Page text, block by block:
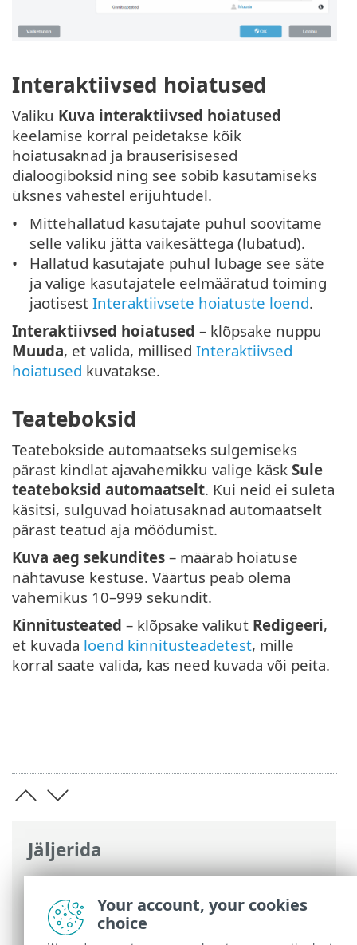
Jäljerida
ESET-i veebispikker>ESET Endpoint
Antivirus
>Täpsem häälestus>
Teavitused> Interaktiivsed hoiatused
Interaktiivsed hoiatused
Valiku Kuva interaktiivsed hoiatused
keelamise korral peidetakse kõik
hoiatusaknad ja brauserisisesed
dialoogiboksid ning see sobib kasutamiseks
üksnes vähestel erijuhtudel.
Mittehallatud kasutajate puhul soovitame
selle valiku jätta vaikesättega (lubatud).
Hallatud kasutajate puhul lubage see säte
ja valige kasutajatele eelmääratud toiming
jaotisestInteraktiivsete hoiatuste loend.
Interaktiivsed hoiatused – klõpsake nuppu
Muuda, et valida, millised Interaktiivsed
hoiatused kuvatakse.
Teateboksid
Teatebokside automaatseks sulgemiseks
pärast kindlat ajavahemikku valige käsk Sule
teateboksid automaatselt. Kui neid ei suleta
käsitsi, sulguvad hoiatusaknad automaatselt
pärast teatud aja möödumist.
Kuva aeg sekundites – määrab hoiatuse
nähtavuse kestuse. Väärtus peab olema
vahemikus 10–999 sekundit.
Kinnitusteated – klõpsake valikut Redigeeri,
et kuvada loend kinnitusteadetest, mille
korral saate valida, kas need kuvada või peita.
Your account, your cookies
choice